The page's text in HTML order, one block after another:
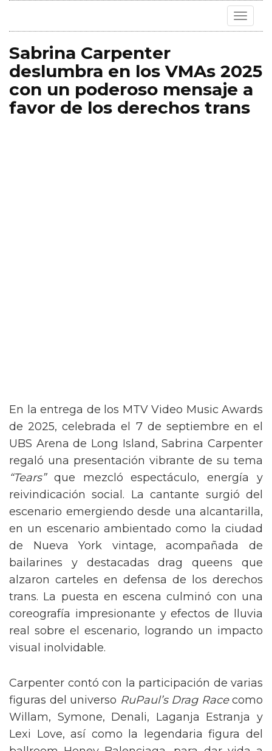
Toggle
Sabrina Carpenter
deslumbra en los VMAs 2025
con un poderoso mensaje a
favor de los derechos trans
En la entrega de los MTV Video Music Awards
de 2025, celebrada el 7 de septiembre en el
UBS Arena de Long Island, Sabrina Carpenter
regaló una presentación vibrante de su tema
“Tears”que mezcló espectáculo, energía y
reivindicación social. La cantante surgió del
escenario emergiendo desde una alcantarilla,
en un escenario ambientado como la ciudad
de Nueva York vintage, acompañada de
bailarines y destacadas drag queens que
alzaron carteles en defensa de los derechos
trans. La puesta en escena culminó con una
coreografía impresionante y efectos de lluvia
real sobre el escenario, logrando un impacto
Carpenter contó con la participación de varias
figuras del universo
RuPaul’s Drag Race
como
Willam, Symone, Denali, Laganja Estranja y
Lexi Love, así como la legendaria figura del